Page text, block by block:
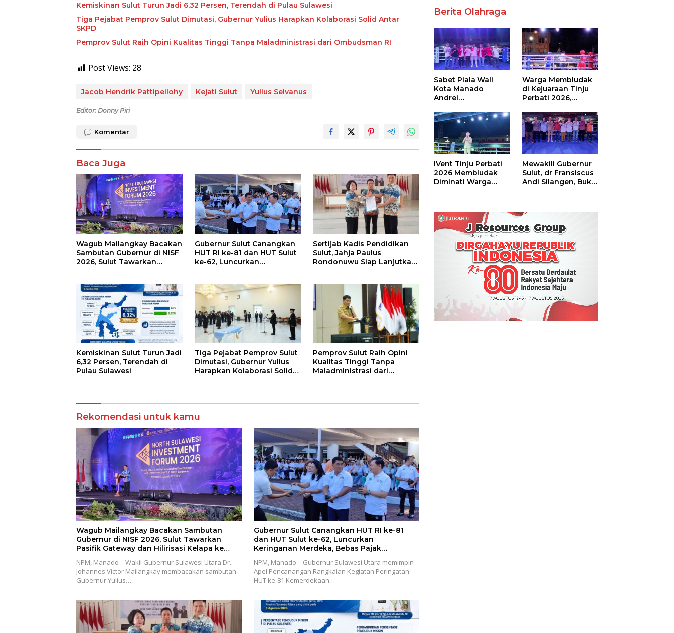
Kemiskinan Sulut Turun Jadi 6,32 Persen, Terendah di Pulau Sulawesi
Tiga Pejabat Pemprov Sulut Dimutasi, Gubernur Yulius Harapkan Kolaborasi Solid Antar
SKPD
Pemprov Sulut Raih Opini Kualitas Tinggi Tanpa Maladministrasi dari Ombudsman RI
Post Views: 28
Jacob Hendrik Pattipeilohy Kejati Sulut Yulius Selvanus
Editor: Donny Piri
Komentar
Baca Juga
Wagub Mailangkay Bacakan
Sambutan Gubernur di NISF
2026, Sulut Tawarkan
Gubernur Sulut Canangkan
HUT RI ke-81 dan HUT Sulut
ke-62, Luncurkan
Sertijab Kadis Pendidikan
Sulut, Jahja Paulus
Rondonuwu Siap Lanjutkan
Kemiskinan Sulut Turun Jadi
6,32 Persen, Terendah di
Pulau Sulawesi
Tiga Pejabat Pemprov Sulut
Dimutasi, Gubernur Yulius
Harapkan Kolaborasi Solid
Pemprov Sulut Raih Opini
Kualitas Tinggi Tanpa
Maladministrasi dari
Rekomendasi untuk kamu
Wagub Mailangkay Bacakan Sambutan
Gubernur di NISF 2026, Sulut Tawarkan
Pasifik Gateway dan Hilirisasi Kelapa ke
NPM, Manado – Wakil Gubernur Sulawesi Utara Dr.
Johannes Victor Mailangkay membacakan sambutan
Gubernur Yulius…
Gubernur Sulut Canangkan HUT RI ke-81
dan HUT Sulut ke-62, Luncurkan
Keringanan Merdeka, Bebas Pajak
NPM, Manado – Gubernur Sulawesi Utara memimpin
Apel Pencanangan Rangkaian Kegiatan Peringatan
HUT ke-81 Kemerdekaan…
Berita Olahraga
Sabet Piala Wali
Kota Manado
Andrei
Boxing Camp Juara
Umum Tinju Perbati
2026
Warga Membludak
di Kejuaraan Tinju
Perbati 2026,
Piala Wali Kota
IVent Tinju Perbati
2026 Membludak
Diminati Warga
Mewakili Gubernur
Sulut, dr Fransiscus
Andi Silangen, Buka
Piala Wali Kota
Manado